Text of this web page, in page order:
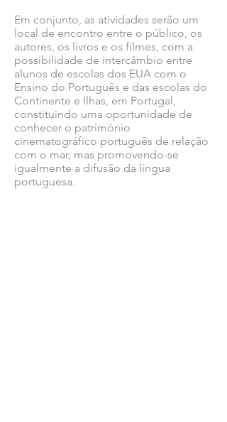
Em conjunto, as atividades serão um
local de encontro entre o público, os
autores, os livros e os filmes, com a
possibilidade de intercâmbio entre
alunos de escolas dos EUA com o
Ensino do Português e das escolas do
Continente e Ilhas, em Portugal,
constituindo uma oportunidade de
conhecer o património
cinematográfico português de relação
com o mar, mas promovendo-se
igualmente a difusão da língua
portuguesa.